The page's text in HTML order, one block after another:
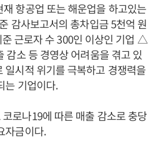
항공업 또는 해운업을 하고있는
감사보고서의 총차입금 5천억 원
근로자 수 300인 이상인 기업 △
감소 등 경영상 어려움을 겪고 있
일시적 위기를 극복하고 경쟁력을
는 기업이다.
로나19에 따른 매출 감소로 충당
자금이다.